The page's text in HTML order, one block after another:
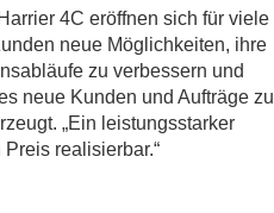
4C eröffnen sich für viele
neue Möglichkeiten, ihre
zu verbessern und
neue Kunden und Aufträge zu
„Ein leistungsstarker
realisierbar.“